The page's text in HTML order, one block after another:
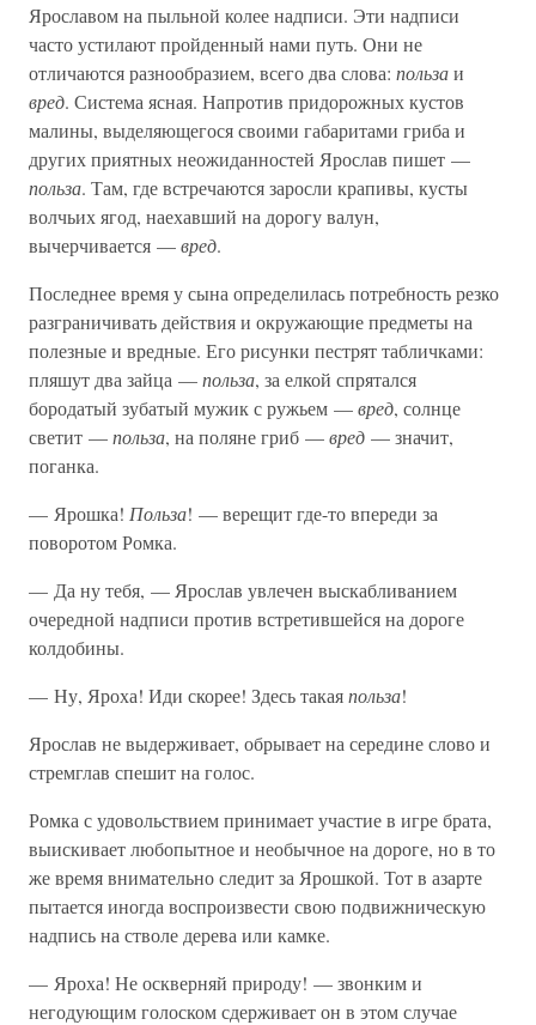
Ярославом на пыльной колее надписи. Эти надписи
часто устилают пройденный нами путь. Они не
отличаются разнообразием, всего два слова: пользаи
вред. Система ясная. Напротив придорожных кустов
малины, выделяющегося своими габаритами гриба и
других приятных неожиданностей Ярослав пишет —
польза. Там, где встречаются заросли крапивы, кусты
волчьих ягод, наехавший на дорогу валун,
вычерчивается —вред.
Последнее время у сына определилась потребность резко
разграничивать действия и окружающие предметы на
полезные и вредные. Его рисунки пестрят табличками:
пляшут два зайца —польза, за елкой спрятался
бородатый зубатый мужик с ружьем —вред, солнце
светит —польза, на поляне гриб —вред — значит,
поганка.
— Ярошка! Польза! — верещит где-то впереди за
поворотом Ромка.
— Да ну тебя, — Ярослав увлечен выскабливанием
очередной надписи против встретившейся на дороге
колдобины.
— Ну, Яроха! Иди скорее! Здесь такаяпольза!
Ярослав не выдерживает, обрывает на середине слово и
стремглав спешит на голос.
Ромка с удовольствием принимает участие в игре брата,
выискивает любопытное и необычное на дороге, но в то
же время внимательно следит за Ярошкой. Тот в азарте
пытается иногда воспроизвести свою подвижническую
надпись на стволе дерева или камке.
— Яроха! Не оскверняй природу! — звонким и
негодующим голоском сдерживает он в этом случае